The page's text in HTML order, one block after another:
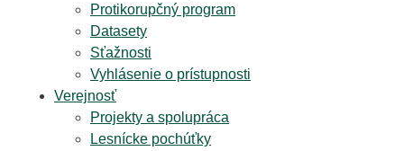
Protikorupčný program
Datasety
Sťažnosti
Vyhlásenie o prístupnosti
Verejnosť
Projekty a spolupráca
Lesnícke pochúťky